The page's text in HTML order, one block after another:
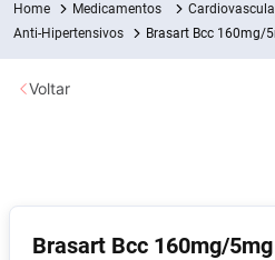
Medicamentos
Anti-Hipertensivos
Brasart Bcc 160mg/
Brasart Bcc 160mg/
Voltar
Termos mais buscados
1º Fralda
2
5º Fralda G
6º Shampoo